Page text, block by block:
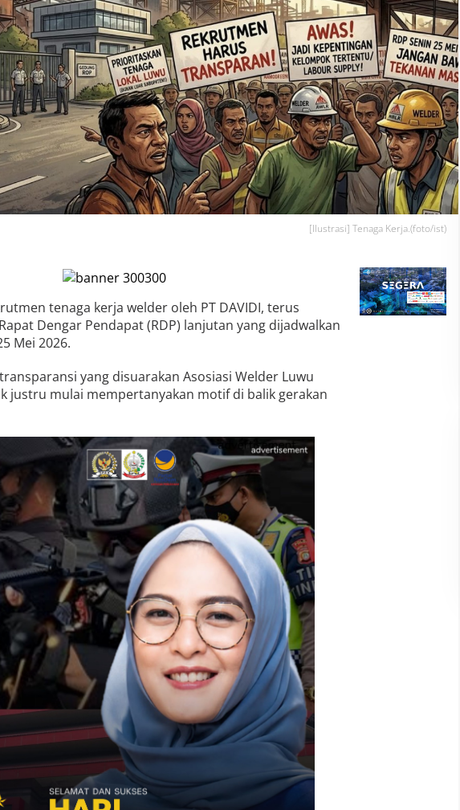
t
D
u
a
a
n
M
o
b
i
s
s
s
a
-
i
i
n
T
n
a
g
K
e
r
M
e
n
[Ilustrasi] Tenaga Kerja.(foto/ist)
tenaga kerja welder oleh PT DAVIDI, terus
Dengar Pendapat (RDP) lanjutan yang dijadwalkan
Mei 2026.
yang disuarakan Asosiasi Welder Luwu
justru mulai mempertanyakan motif di balik gerakan
Filosopi Dunia Pendidikan Bukan
Manusia